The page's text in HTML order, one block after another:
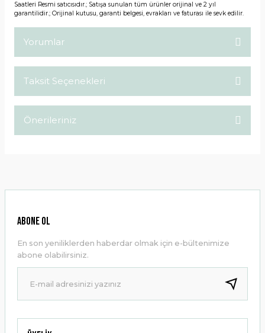
Saatleri Resmi satıcısıdır.; Satışa sunulan tüm ürünler orijinal ve 2 yıl
garantilidir.; Orijinal kutusu, garanti belgesi, evrakları ve faturası ile sevk edilir.
Yorumlar
Taksit Seçenekleri
Önerileriniz
Ürün resmi kalitesiz, bozuk veya görüntülenemiyor.
Ürün bilgilerinde hatalar bulunuyor.
Ürün fiyatı diğer sitelerden daha pahalı.
Bu ürüne benzer farklı alternatifler olmalı.
ABONE OL
En son yeniliklerden haberdar olmak için e-bültenimize
abone olabilirsiniz.